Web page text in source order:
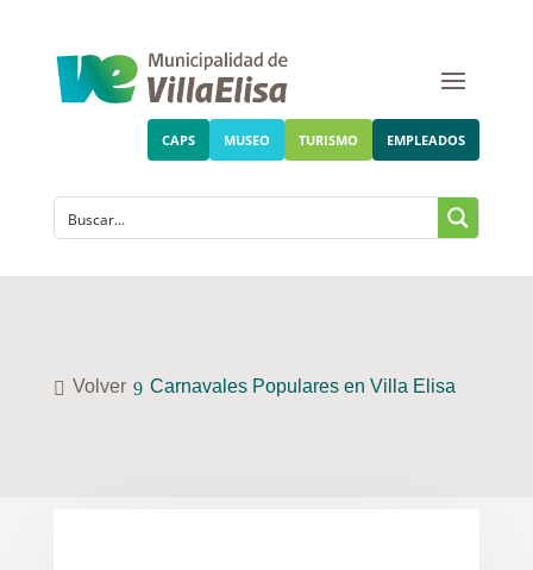
CAPS MUSEO TURISMO EMPLEADOS
Volver Carnavales Populares en Villa Elisa